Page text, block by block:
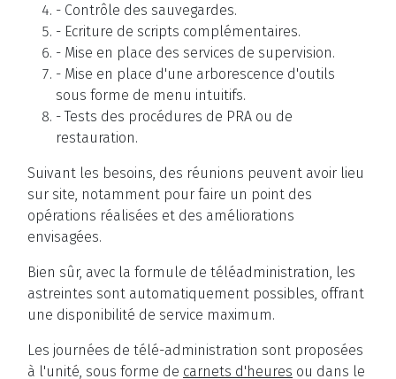
- Contrôle des sauvegardes.
- Ecriture de scripts complémentaires.
- Mise en place des services de supervision.
- Mise en place d'une arborescence d'outils
sous forme de menu intuitifs.
- Tests des procédures de PRA ou de
restauration.
Suivant les besoins, des réunions peuvent avoir lieu
sur site, notamment pour faire un point des
opérations réalisées et des améliorations
envisagées.
Bien sûr, avec la formule de téléadministration, les
astreintes sont automatiquement possibles, offrant
une disponibilité de service maximum.
Les journées de télé-administration sont proposées
à l'unité, sous forme de carnets d'heures ou dans le